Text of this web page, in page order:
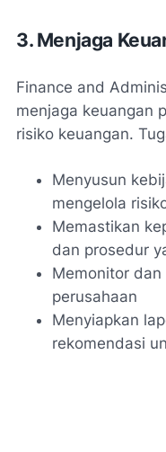
3. Menjaga
Finance and
menjaga keuangan
risiko keuangan.
Menyusun
mengelola
Memastikan
dan prosedur
Memonitor dan
perusahaan
Menyiapkan
rekomendasi